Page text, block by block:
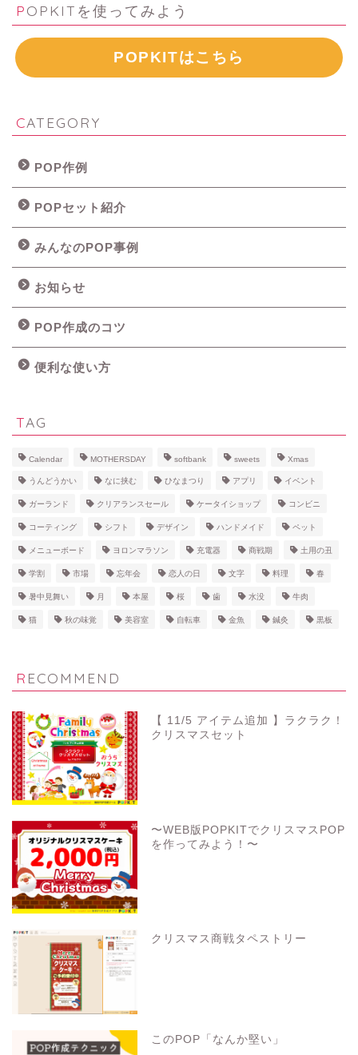
POPKITを使ってみよう
POPKITはこちら
CATEGORY
POP作例
POPセット紹介
みんなのPOP事例
お知らせ
POP作成のコツ
便利な使い方
TAG
Calendar MOTHERSDAY softbank sweets Xmas
うんどうかい なに挟む ひなまつり アプリ イベント
ガーランド クリアランスセール ケータイショップ コンビニ
コーティング シフト デザイン ハンドメイド ペット
メニューボード ヨロンマラソン 充電器 商戦期 土用の丑
学割 市場 忘年会 恋人の日 文字 料理 春
暑中見舞い 月 本屋 桜 歯 水没 牛肉
猫 秋の味覚 美容室 自転車 金魚 鍼灸 黒板
RECOMMEND
【 11/5 アイテム追加 】ラクラク！
クリスマスセット
〜WEB版POPKITでクリスマスPOP
を作ってみよう！〜
クリスマス商戦タペストリー
このPOP「なんか堅い」